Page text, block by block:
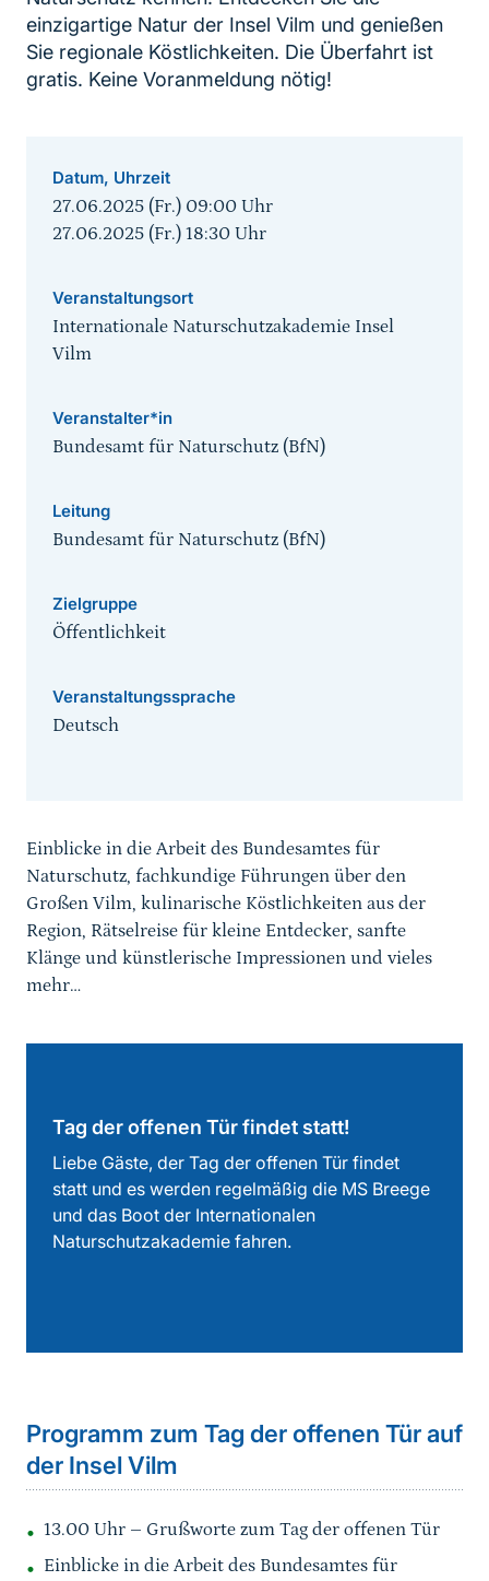
einzigartige Natur der Insel Vilm und genießen
Sie regionale Köstlichkeiten. Die Überfahrt ist
gratis. Keine Voranmeldung nötig!
Datum, Uhrzeit
27.06.2025 (Fr.) 09:00 Uhr
27.06.2025 (Fr.) 18:30 Uhr
Veranstaltungsort
Internationale Naturschutzakademie Insel
Vilm
Veranstalter*in
Bundesamt für Naturschutz (BfN)
Leitung
Bundesamt für Naturschutz (BfN)
Zielgruppe
Öffentlichkeit
Veranstaltungssprache
Deutsch
Einblicke in die Arbeit des Bundesamtes für
Naturschutz, fachkundige Führungen über den
Großen Vilm, kulinarische Köstlichkeiten aus der
Region, Rätselreise für kleine Entdecker, sanfte
Klänge und künstlerische Impressionen und vieles
mehr…
Tag der offenen Tür findet statt!
Liebe Gäste, der Tag der offenen Tür findet
statt und es werden regelmäßig die MS Breege
und das Boot der Internationalen
Naturschutzakademie fahren.
Programm zum Tag der offenen Tür auf
der Insel Vilm
13.00 Uhr – Grußworte zum Tag der offenen Tür
Einblicke in die Arbeit des Bundesamtes für